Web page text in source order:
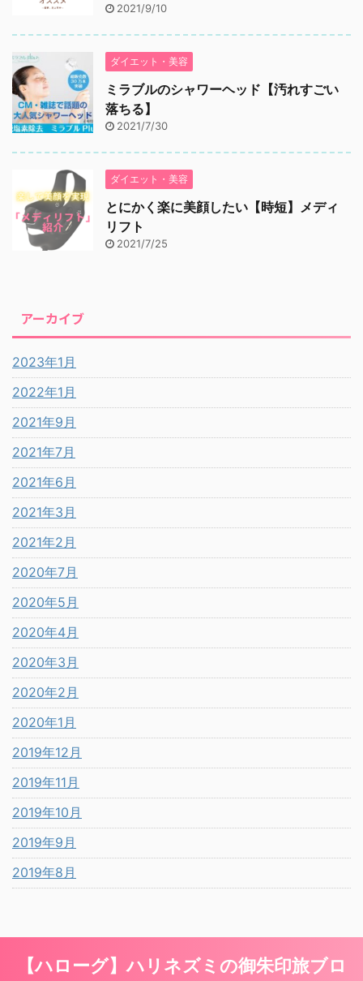
2021/9/10
ダイエット・美容
ミラブルのシャワーヘッド【汚れすごい
落ちる】
2021/7/30
ダイエット・美容
とにかく楽に美顔したい【時短】メディ
リフト
2021/7/25
アーカイブ
2023年1月
2022年1月
2021年9月
2021年7月
2021年6月
2021年3月
2021年2月
2020年7月
2020年5月
2020年4月
2020年3月
2020年2月
2020年1月
2019年12月
2019年11月
2019年10月
2019年9月
2019年8月
【ハローグ】ハリネズミの御朱印旅ブロ